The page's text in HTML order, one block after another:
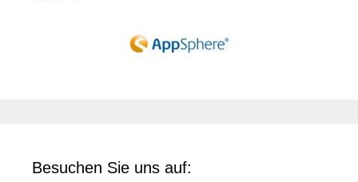
Besuchen Sie uns auf: